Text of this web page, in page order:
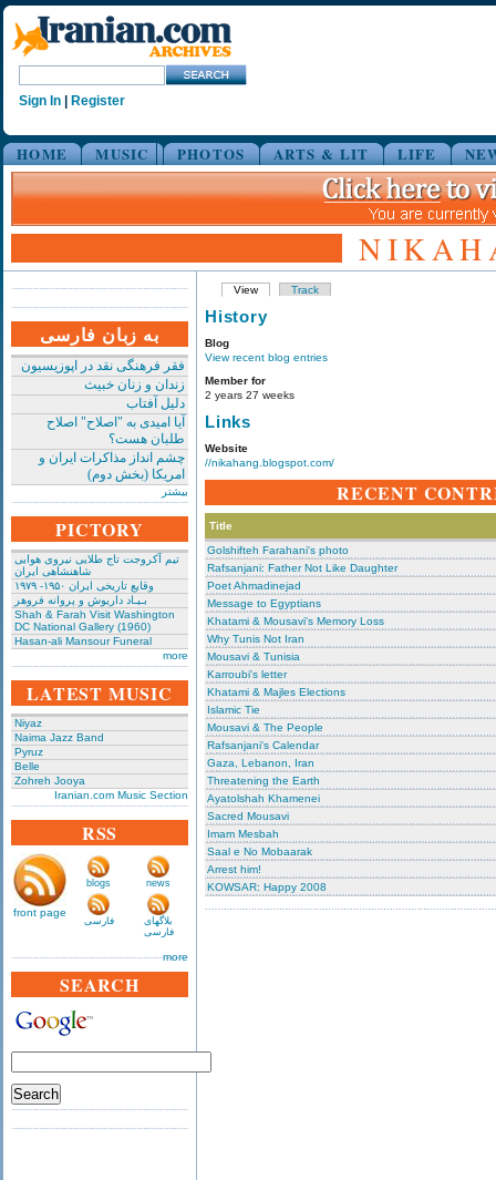
Sign In Register
HOME MUSIC PHOTOS ARTS & LIT LIFE
به زبان فارسی
فقر فرهنگی نقد در اپوزیسیون
زندان و زنان خبیث
دلیل آفتاب
آیا امیدی به "اصلاح" اصلاح
طلبان هست؟
چشم انداز مذاکرات ایران و
امریکا (بخش دوم)
بیشتر
PICTORY
تیم آکروجت تاج طلایی نیروی هوایی
شاهنشاهی ایران
وقایع تاریخی‌ ایران ۱۹۵۰- ۱۹۷۹
بـیـاد داریوش و پروانه فروهر
Shah & Farah Visit Washington
DC National Gallery (1960)
Hasan-ali Mansour Funeral
more
LATEST MUSIC
Niyaz
Naima Jazz Band
Pyruz
Belle
Zohreh Jooya
Iranian.com Music Section
RSS
front page
blogs news
فارسی
بلاگهای
فارسی
more
SEARCH
View Track
History
Blog
View recent blog entries
Member for
2 years 27 weeks
Links
Website
//nikahang.blogspot.com/
RECENT
Title
Golshifteh Farahani's photo
Rafsanjani: Father Not Like Daughter
Poet Ahmadinejad
Message to Egyptians
Khatami & Mousavi's Memory Loss
Why Tunis Not Iran
Mousavi & Tunisia
Karroubi's letter
Khatami & Majles Elections
Islamic Tie
Mousavi & The People
Rafsanjani's Calendar
Gaza, Lebanon, Iran
Threatening the Earth
Ayatolshah Khamenei
Sacred Mousavi
Imam Mesbah
Saal e No Mobaarak
Arrest him!
KOWSAR: Happy 2008